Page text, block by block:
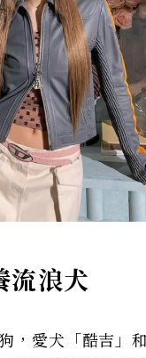
流浪犬
，愛犬「酷吉